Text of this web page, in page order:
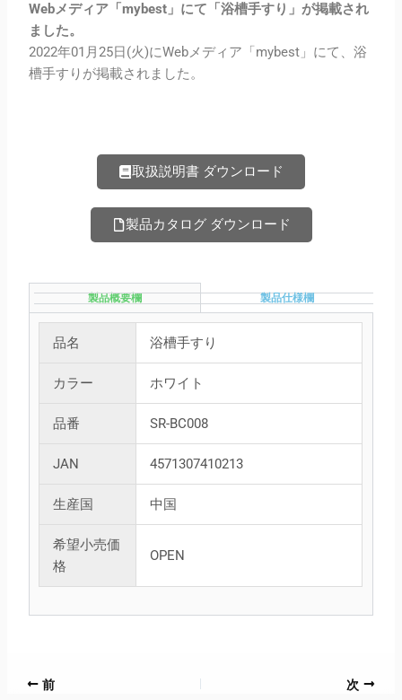
Webメディア「mybest」にて「浴槽手すり」が掲載され
ました。
2022年01月25日(火)にWebメディア「mybest」にて、浴
槽手すりが掲載されました。
取扱説明書 ダウンロード
製品カタログ ダウンロード
製品概要欄 製品仕様欄
品名 浴槽手すり
カラー ホワイト
品番 SR-BC008
JAN 4571307410213
生産国 中国
希望小売価
格
OPEN
前 次